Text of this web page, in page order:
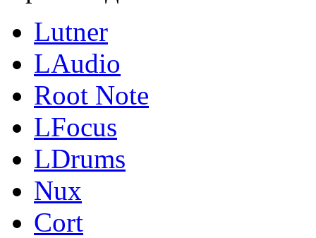
Lutner
LAudio
Root Note
LFocus
LDrums
Nux
Cort